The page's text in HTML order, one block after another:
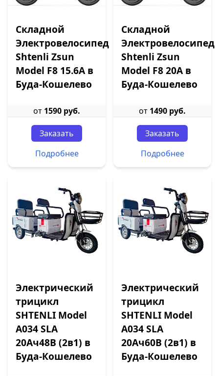
Складной
Электровелосипед
Shtenli Zsun
Model F8 15.6А в
Буда-Кошелево
от 1590 руб.
Заказать
Подробнее
Складной
Электровелосипед
Shtenli Zsun
Model F8 20А в
Буда-Кошелево
от 1490 руб.
Заказать
Подробнее
Электрический
трицикл
SHTENLI Model
А034 SLA
20Ач48В (2в1) в
Буда-Кошелево
Электрический
трицикл
SHTENLI Model
А034 SLA
20Ач60В (2в1) в
Буда-Кошелево